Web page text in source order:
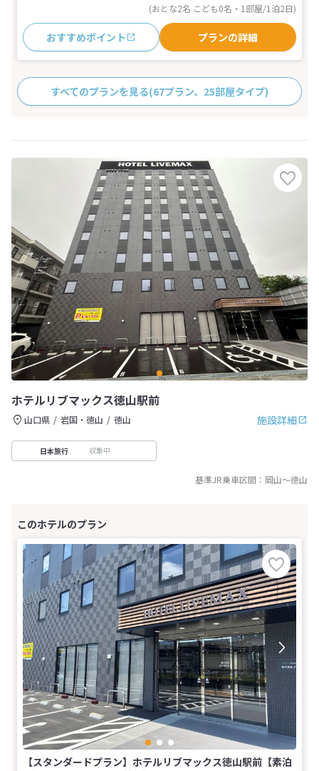
(おとな2名 こども0名・1部屋/1泊2日)
おすすめポイント プランの詳細
すべてのプランを見る(67プラン、25部屋タイプ)
ホテルリブマックス徳山駅前
施設詳細
山口県 岩国・徳山 徳山
日本旅行 収集中
基準JR乗車区間： 岡山～徳山
【スタンダードプラン】ホテルリブマックス徳山駅前【素泊